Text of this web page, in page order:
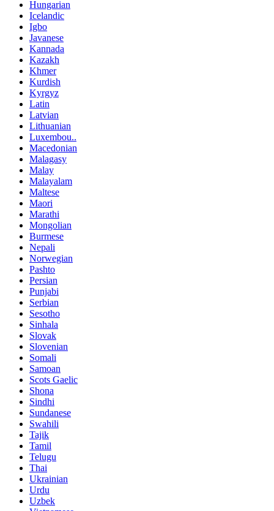
Hungarian
Icelandic
Igbo
Javanese
Kannada
Kazakh
Khmer
Kurdish
Kyrgyz
Latin
Latvian
Lithuanian
Luxembou..
Macedonian
Malagasy
Malay
Malayalam
Maltese
Maori
Marathi
Mongolian
Burmese
Nepali
Norwegian
Pashto
Persian
Punjabi
Serbian
Sesotho
Sinhala
Slovak
Slovenian
Somali
Samoan
Scots Gaelic
Shona
Sindhi
Sundanese
Swahili
Tajik
Tamil
Telugu
Thai
Ukrainian
Urdu
Uzbek